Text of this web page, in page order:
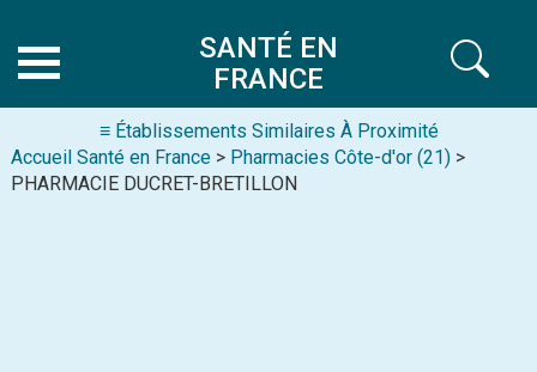
SANTÉ EN
FRANCE
≡ Établissements Similaires À Proximité
Accueil Santé en France > Pharmacies Côte-d'or (21) >
PHARMACIE DUCRET-BRETILLON